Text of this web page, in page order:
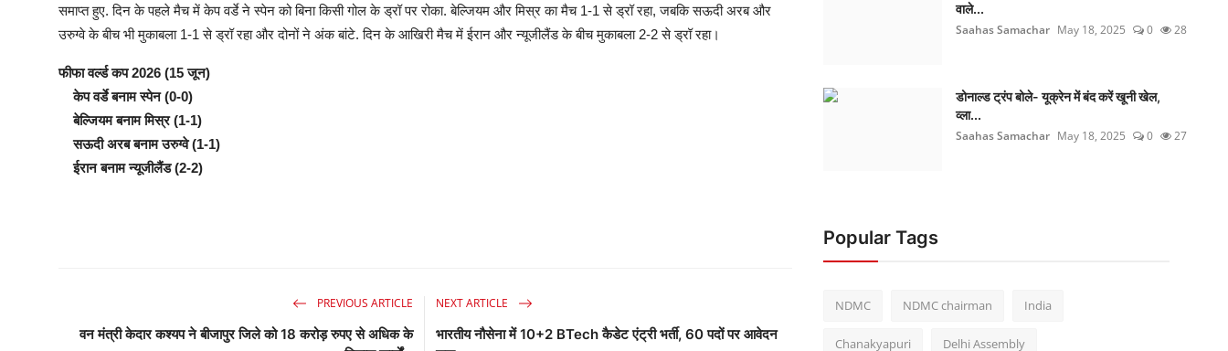
समाप्त हुए. दिन के पहले मैच में केप वर्डे ने स्पेन को बिना किसी गोल के ड्रॉ पर रोका. बेल्जियम और मिस्र का मैच 1-1 से ड्रॉ रहा, जबकि सऊदी अरब और
उरुग्वे के बीच भी मुकाबला 1-1 से ड्रॉ रहा और दोनों ने अंक बांटे. दिन के आखिरी मैच में ईरान और न्यूजीलैंड के बीच मुकाबला 2-2 से ड्रॉ रहा।
फीफा वर्ल्ड कप 2026 (15 जून)
केप वर्डे बनाम स्पेन (0-0)
बेल्जियम बनाम मिस्र (1-1)
सऊदी अरब बनाम उरुग्वे (1-1)
ईरान बनाम न्यूजीलैंड (2-2)
PREVIOUS ARTICLE
वन मंत्री केदार कश्यप ने बीजापुर जिले को 18 करोड़ रुपए से अधिक के
NEXT ARTICLE
भारतीय नौसेना में 10+2 BTech कैडेट एंट्री भर्ती, 60 पदों पर आवेदन
वाले...
Saahas Samachar May 18, 2025 0 28
डोनाल्ड ट्रंप बोले- यूक्रेन में बंद करें खूनी खेल,
व्ला...
Saahas Samachar May 18, 2025 0 27
Popular Tags
NDMC NDMC chairman India
Chanakyapuri Delhi Assembly